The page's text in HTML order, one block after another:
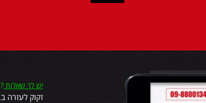
יש לך שאלות ?
זקוק לעזרה